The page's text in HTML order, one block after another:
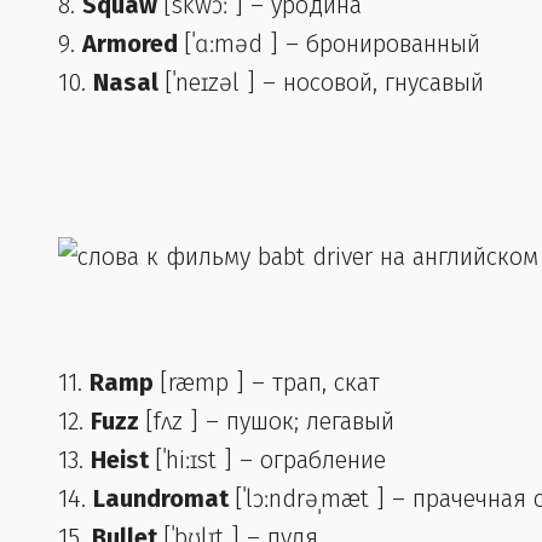
9.Armored [ˈɑːməd ] – бронированный
10. Nasal [ˈneɪzəl ] – носовой, гнусавый
11. Ramp [ræmp ] – трап, скат
12. Fuzz [fʌz ] – пушок; легавый
13. Heist [ˈhiːɪst ] – ограбление
14. Laundromat [ˈlɔːndrəˌmæt ] –